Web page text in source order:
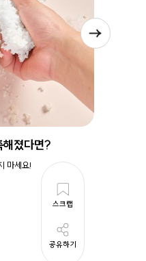
스크랩
공유하기
해졌다면?
마세요!